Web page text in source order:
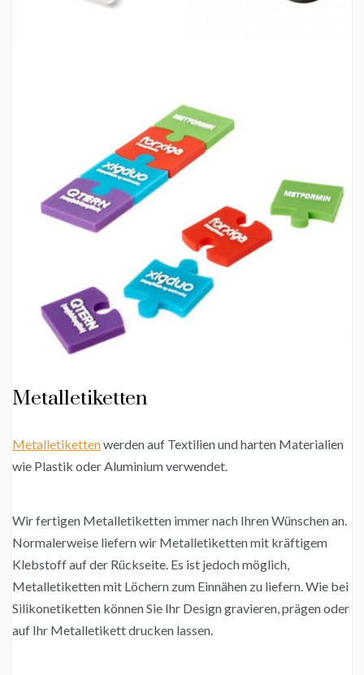
Metalletiketten
Metalletikettenwerden auf Textilien und harten Materialien
wie Plastik oder Aluminium verwendet.
Wir fertigen Metalletiketten immer nach Ihren Wünschen an.
Normalerweise liefern wir Metalletiketten mit kräftigem
Klebstoff auf der Rückseite. Es ist jedoch möglich,
Metalletiketten mit Löchern zum Einnähen zu liefern. Wie bei
Silikonetiketten können Sie Ihr Design gravieren, prägen oder
auf Ihr Metalletikett drucken lassen.